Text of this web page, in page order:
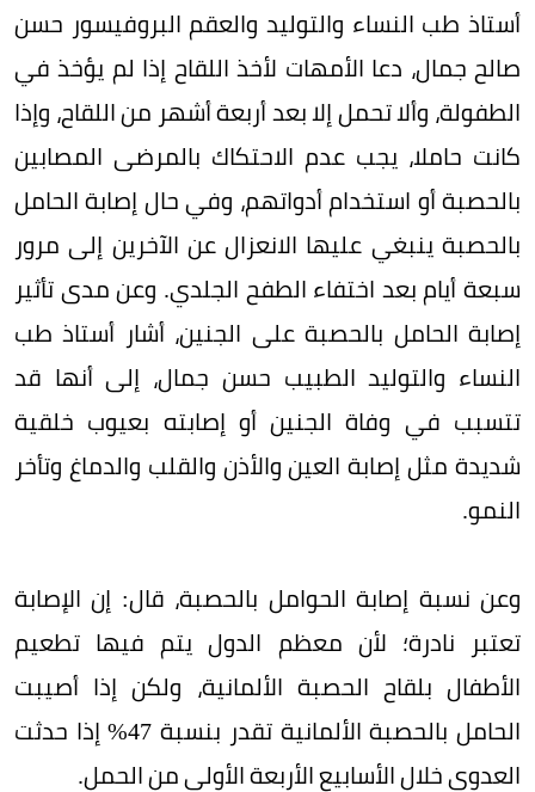
أستاذ طب النساء والتوليد والعقم البروفيسور حسن
صالح جمال، دعا الأمهات لأخذ اللقاح إذا لم يؤخذ في
الطفولة، وألا تحمل إلا بعد أربعة أشهر من اللقاح، وإذا
كانت حاملا، يجب عدم الاحتكاك بالمرضى المصابين
بالحصبة أو استخدام أدواتهم، وفي حال إصابة الحامل
بالحصبة ينبغي عليها الانعزال عن الآخرين إلى مرور
سبعة أيام بعد اختفاء الطفح الجلدي. وعن مدى تأثير
إصابة الحامل بالحصبة على الجنين، أشار أستاذ طب
النساء والتوليد الطبيب حسن جمال، إلى أنها قد
تتسبب في وفاة الجنين أو إصابته بعيوب خلقية
شديدة مثل إصابة العين والأذن والقلب والدماغ وتأخر
النمو.
وعن نسبة إصابة الحوامل بالحصبة، قال: إن الإصابة
تعتبر نادرة؛ لأن معظم الدول يتم فيها تطعيم
الأطفال بلقاح الحصبة الألمانية، ولكن إذا أصيبت
الحامل بالحصبة الألمانية تقدر بنسبة 47% إذا حدثت
العدوى خلال الأسابيع الأربعة الأولى من الحمل.